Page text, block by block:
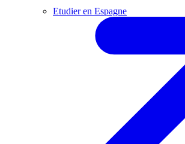
Etudier en Espagne